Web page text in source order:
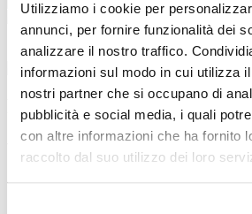
Utilizziamo i cookie per
annunci, per fornire funzionalità dei
analizzare il nostro traffico.
informazioni sul modo in cui utilizza
nostri partner che si occupano di
pubblicità e social media, i quali
con altre informazioni che ha fornito
raccolto dal suo utilizzo dei loro
per:
Rina Cavicchi
ved. Monti
4 Maggio 1929 - 7 Settembre 2021